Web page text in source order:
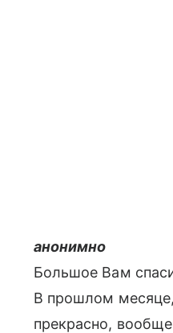
анонимно
Большое Вам
В прошлом
прекрасно,